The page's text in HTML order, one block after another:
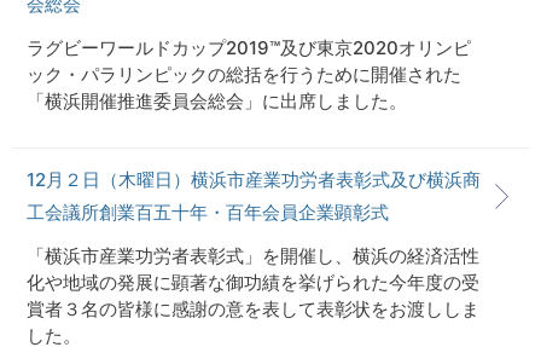
ラグビーワールドカップ2019™及び東京2020オリンピ
ック・パラリンピックの総括を行うために開催された
「横浜開催推進委員会総会」に出席しました。
12月２日（木曜日）横浜市産業功労者表彰式及び横浜商
工会議所創業百五十年・百年会員企業顕彰式
「横浜市産業功労者表彰式」を開催し、横浜の経済活性
化や地域の発展に顕著な御功績を挙げられた今年度の受
賞者３名の皆様に感謝の意を表して表彰状をお渡ししま
した。